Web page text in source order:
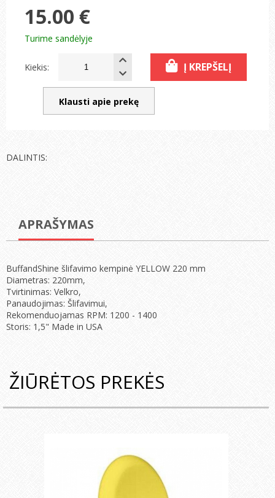
15.00 €
Turime sandėlyje
Kiekis: Į KREPŠELĮ
Klausti apie prekę
DALINTIS:
APRAŠYMAS
BuffandShine šlifavimo kempinė YELLOW 220 mm
Diametras: 220mm,
Tvirtinimas: Velkro,
Panaudojimas: Šlifavimui,
Rekomenduojamas RPM: 1200 - 1400
Storis: 1,5" Made in USA
ŽIŪRĖTOS PREKĖS